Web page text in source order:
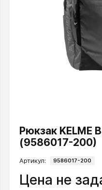
Рюкзак KELME
(9586017-200)
Артикул: 9586017-200
Цена не